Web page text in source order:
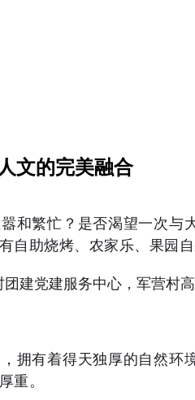
文的完美融合
和繁忙？是否渴望一次
自助烧烤、农家乐、果园
拥有着得天独厚的自然
重。